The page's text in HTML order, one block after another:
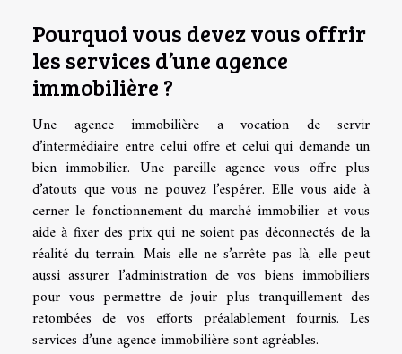
Pourquoi vous devez vous offrir
les services d’une agence
immobilière ?
Une agence immobilière a vocation de servir
d’intermédiaire entre celui offre et celui qui demande un
bien immobilier. Une pareille agence vous offre plus
d’atouts que vous ne pouvez l’espérer. Elle vous aide à
cerner le fonctionnement du marché immobilier et vous
aide à fixer des prix qui ne soient pas déconnectés de la
réalité du terrain. Mais elle ne s’arrête pas là, elle peut
aussi assurer l’administration de vos biens immobiliers
pour vous permettre de jouir plus tranquillement des
retombées de vos efforts préalablement fournis. Les
services d’une agence immobilière sont agréables.